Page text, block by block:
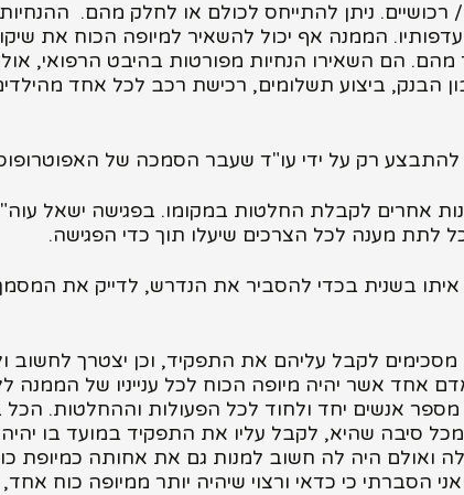
/ רכושיים. ניתן להתייחס לכולם או לחלק מהם.
הממנה אף יכול להשאיר למיופה הכוח את
אחד מהם. הם השאירו הנחיות מפורטות בהיבט הרפואי,
ביצוע תשלומים, רכישת רכב לכל אחד
להתבצע רק על ידי עו"ד שעבר הסמכה של
אחרים לקבלת החלטות במקומו. בפגישה ישאל
לתת מענה לכל הצרכים שיעלו תוך כדי הפגישה.
בשנית בכדי להסביר את הנדרש, לדייק את
מסכימים לקבל עליהם את התפקיד, וכן יצטרך
אחד אשר יהיה מיופה הכוח לכל ענייניו של הממנה
מספר אנשים יחד ולחוד לכל הפעולות וההחלטות.
סיבה שהיא, לקבל עליו את התפקיד במועד בו
ואולם היה לה חשוב למנות גם את אחותה כמיופת
הסברתי כי כדאי ורצוי שיהיה יותר ממיופה כוח